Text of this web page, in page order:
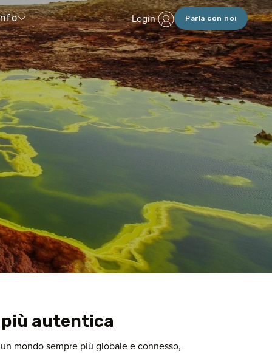
Login Parla con noi
più autentica
mondo sempre più globale e connesso,